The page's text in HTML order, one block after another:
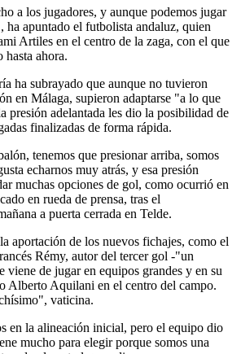
a los jugadores, y aunque podemos jugar
ha apuntado el futbolista andaluz, quien
Artiles en el centro de la zaga, con el que
hasta ahora.
ha subrayado que aunque no tuvieron
en Málaga, supieron adaptarse "a lo que
presión adelantada les dio la posibilidad de
finalizadas de forma rápida.
tenemos que presionar arriba, somos
echarnos muy atrás, y esa presión
muchas opciones de gol, como ocurrió en
en rueda de prensa, tras el
a puerta cerrada en Telde.
aportación de los nuevos fichajes, como el
Rémy, autor del tercer gol -"un
viene de jugar en equipos grandes y en su
Alberto Aquilani en el centro del campo.
vaticina.
en la alineación inicial, pero el equipo dio
mucho para elegir porque somos una